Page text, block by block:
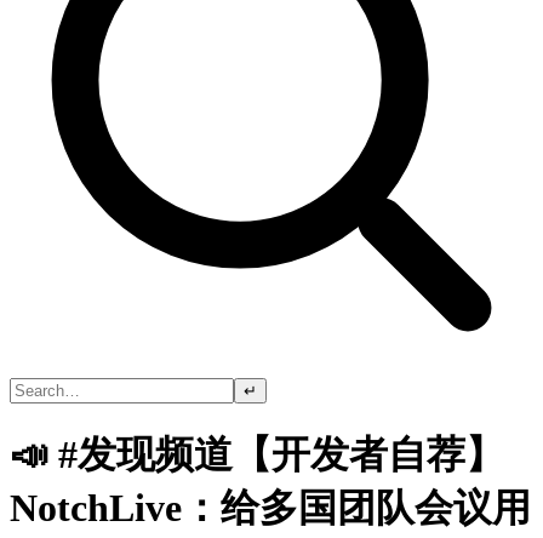
↵
📣 #发现频道【开发者自荐】
NotchLive：给多国团队会议用